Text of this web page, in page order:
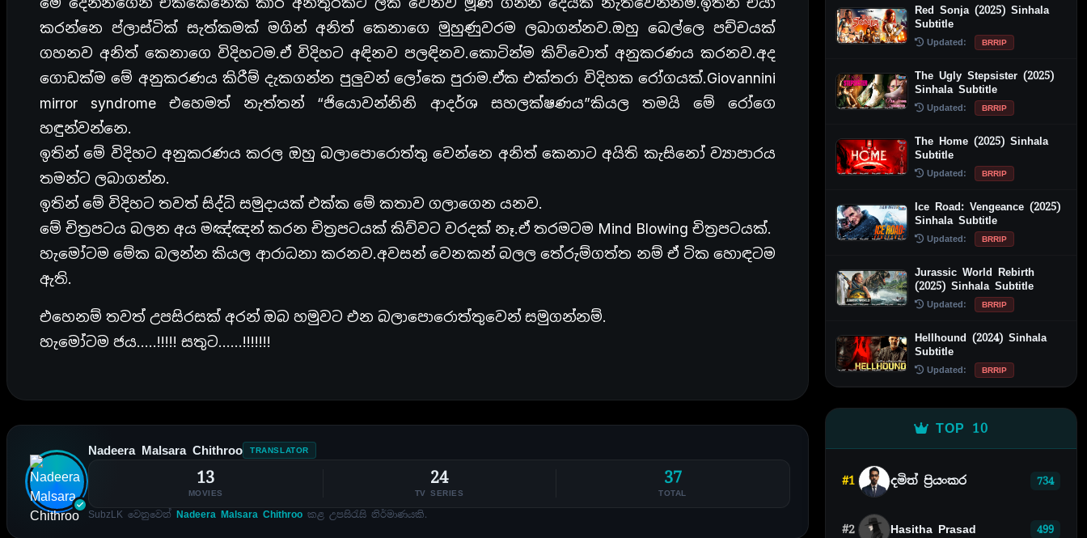
කරන්නෙ ප්ලාස්ටික් සැත්කමක් මගින් අනිත් කෙනාගෙ මුහුණුවරම ලබාගන්නව.ඔහු බෙල්ලෙ පච්චයක්
ගහනව අනිත් කෙනාගෙ විදිහටම.ඒ විදිහට අඳිනව පලඳිනව.කොටින්ම කිව්වොත් අනුකරණය කරනව.අද
ගොඩක්ම මේ අනුකරණය කිරීම් දැකගන්න පුලුවන් ලෝකෙ පුරාම.ඒක එක්තරා විදිහක රෝගයක්.Giovannini
mirror syndrome එහෙමත් නැත්තන් “ජියොවන්නිනි ආදර්ශ සහලක්ෂණය”කියල තමයි මේ රෝගෙ
හඳුන්වන්නෙ.
ඉතින් මේ විදිහට අනුකරණය කරල ඔහු බලාපොරොත්තු වෙන්නෙ අනිත් කෙනාට අයිති කැසිනෝ ව්‍යාපාරය
තමන්ට ලබාගන්න.
ඉතින් මේ විදිහට තවත් සිද්ධි සමුදායක් එක්ක මේ කතාව ගලාගෙන යනව.
මේ චිත්‍රපටය බලන අය මඤ්ඤන් කරන චිත්‍රපටයක් කිව්වට වරදක් නෑ.ඒ තරමටම Mind Blowing චිත්‍රපටයක්.
හැමෝටම මේක බලන්න කියල ආරාධනා කරනව.අවසන් වෙනකන් බලල තේරුම්ගත්ත නම් ඒ ටික හොඳටම
ඇති.
එහෙනම් තවත් උපසිරසක් අරන් ඔබ හමුවට එන බලාපොරොත්තුවෙන් සමුගන්නම්.
හැමෝටම ජය…..!!!!! සතුට……!!!!!!!
Nadeera Malsara Chithroo TRANSLATOR
13
MOVIES
24
TV SERIES
37
TOTAL
SubzLK වෙනුවෙන් Nadeera Malsara Chithroo කළ උපසිරැසි නිර්මාණයකි.
Red Sonja (2025) Sinhala
Subtitle
Updated: BRRIP
The Ugly Stepsister (2025)
Sinhala Subtitle
Updated: BRRIP
The Home (2025) Sinhala
Subtitle
Updated: BRRIP
Ice Road: Vengeance (2025)
Sinhala Subtitle
Updated: BRRIP
Jurassic World Rebirth
(2025) Sinhala Subtitle
Updated: BRRIP
Hellhound (2024) Sinhala
Subtitle
Updated: BRRIP
TOP 10
#1 දමිත් ප්‍රියංකර 734
#2 Hasitha Prasad 499